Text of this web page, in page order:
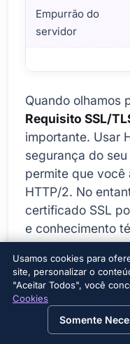
View this
Empurrão do
servidor
Quando olhamos
Requisito SSL/
importante. Usar
segurança do
permite que
HTTP/2. No
certificado SSL
e conhecimento
importante
otimização
efeitos adversos
sharding de
diferentes
HTTP/2 e pode
Usamos cookies para
site, personalizar o
"Aceitar Todos", você
Cookies
Somente